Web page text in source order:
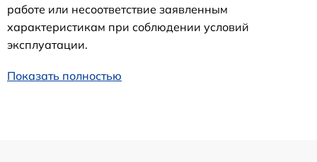
работе или несоответствие заявленным
характеристикам при соблюдении условий
эксплуатации.
Показать полностью